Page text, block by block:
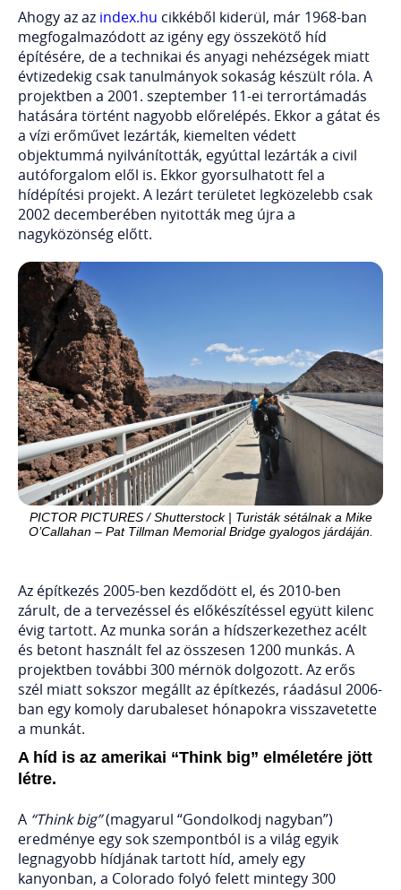
Ahogy az az index.hu cikkéből kiderül, már 1968-ban
megfogalmazódott az igény egy összekötő híd
építésére, de a technikai és anyagi nehézségek miatt
évtizedekig csak tanulmányok sokaság készült róla. A
projektben a 2001. szeptember 11-ei terrortámadás
hatására történt nagyobb előrelépés. Ekkor a gátat és
a vízi erőművet lezárták, kiemelten védett
objektummá nyilvánították, egyúttal lezárták a civil
autóforgalom elől is. Ekkor gyorsulhatott fel a
hídépítési projekt. A lezárt területet legközelebb csak
2002 decemberében nyitották meg újra a
nagyközönség előtt.
PICTOR PICTURES / Shutterstock | Turisták sétálnak a Mike
O’Callahan – Pat Tillman Memorial Bridge gyalogos járdáján.
Az építkezés 2005-ben kezdődött el, és 2010-ben
zárult, de a tervezéssel és előkészítéssel együtt kilenc
évig tartott. Az munka során a hídszerkezethez acélt
és betont használt fel az összesen 1200 munkás. A
projektben további 300 mérnök dolgozott. Az erős
szél miatt sokszor megállt az építkezés, ráadásul 2006-
ban egy komoly darubaleset hónapokra visszavetette
a munkát.
A híd is az amerikai “Think big” elméletére jött
létre.
A “Think big”(magyarul “Gondolkodj nagyban”)
eredménye egy sok szempontból is a világ egyik
legnagyobb hídjának tartott híd, amely egy
kanyonban, a Colorado folyó felett mintegy 300